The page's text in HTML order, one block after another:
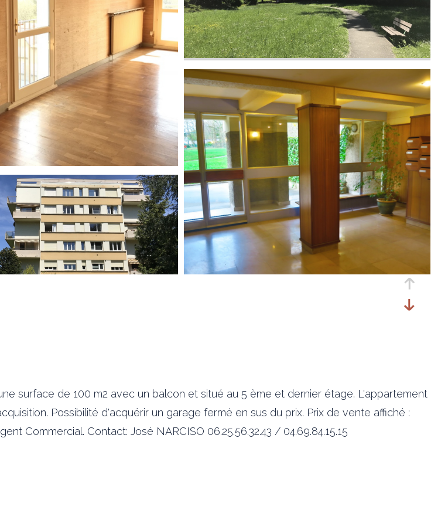
surface de 100 m2 avec un balcon et situé au 5 ème et dernier étage. L'appartement
Possibilité d'acquérir un garage fermé en sus du prix. Prix de vente affiché :
Commercial. Contact: José NARCISO 06.25.56.32.43 / 04.69.84.15.15